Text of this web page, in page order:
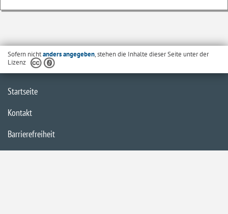
Sofern nichtanders angegeben, stehen die Inhalte dieser Seite unter der
Lizenz
Startseite
Kontakt
Barrierefreiheit